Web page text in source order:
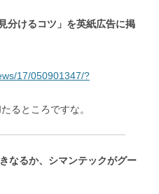
分けるコツ」を英紙広告に掲
17/050901347/?
るところですな。
なるか、シマンテックがグー